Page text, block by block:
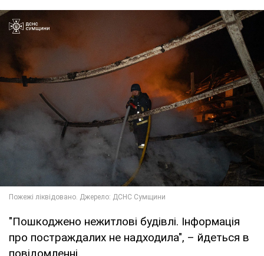
"Пошкоджено нежитлові будівлі. Інформація
про постраждалих не надходила", – йдеться в
повідомленні.